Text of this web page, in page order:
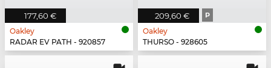
177,60 €
Oakley
RADAR EV PATH - 920857
209,60 € P
Oakley
THURSO - 928605